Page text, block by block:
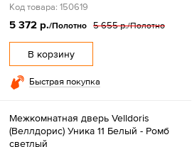
Код товара: 150619
5 372 р./Полотно 5 655 р./Полотно
В корзину
Быстрая покупка
Межкомнатная дверь Velldoris
(Веллдорис) Уника 11 Белый - Ромб
светлый